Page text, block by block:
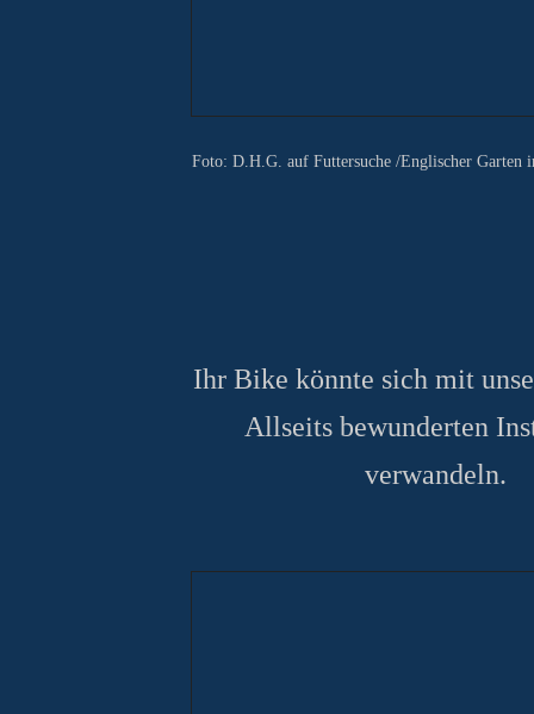
Foto: D.H.G. auf Futtersuche /Englischer Garten
Ihr Bike könnte sich mit
Allseits bewunderten
verwandeln.